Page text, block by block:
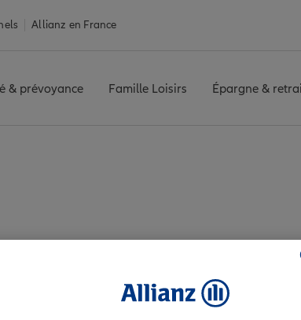
Allianz en France
& prévoyance Famille Loisirs Épargne &
avis de